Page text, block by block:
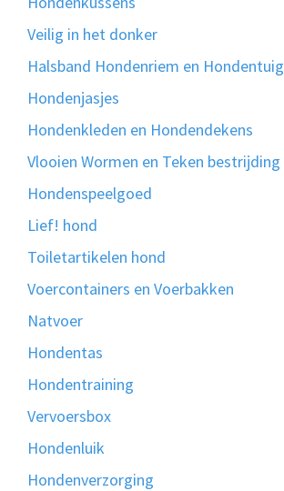
Veilig in het donker
Halsband Hondenriem en Hondentuig
Hondenjasjes
Hondenkleden en Hondendekens
Vlooien Wormen en Teken bestrijding
Hondenspeelgoed
Lief! hond
Toiletartikelen hond
Voercontainers en Voerbakken
Natvoer
Hondentas
Hondentraining
Vervoersbox
Hondenluik
Hondenverzorging